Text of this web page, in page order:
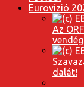
Eurovízió
Az
dalát!